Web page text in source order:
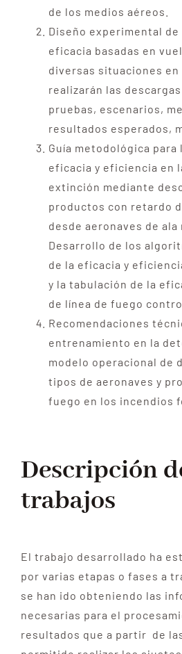
de los medios aéreos.
Diseño experimental de
eficacia basadas en
diversas situaciones en
realizarán las
pruebas, escenarios,
resultados esperados,
Guía metodológica para
eficacia y eficiencia en
extinción mediante
productos con retardo
desde aeronaves de ala
Desarrollo de los
de la eficacia y
y la tabulación de la
de línea de fuego
Recomendaciones
entrenamiento en la
modelo operacional de
tipos de aeronaves y
fuego en los incendios
Descripción
trabajos
El trabajo desarrollado ha
por varias etapas o fases a
se han ido obteniendo las
necesarias para el
resultados que a partir de